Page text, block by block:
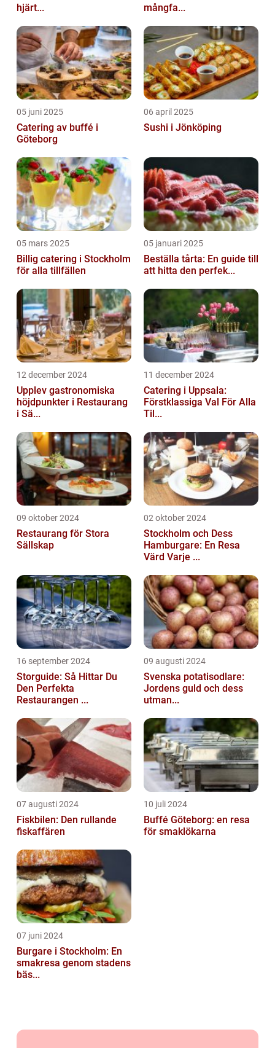
hjärt...
mångfa...
05 juni 2025
Catering av buffé i
Göteborg
06 april 2025
Sushi i Jönköping
05 mars 2025
Billig catering i Stockholm
för alla tillfällen
05 januari 2025
Beställa tårta: En guide till
att hitta den perfek...
12 december 2024
Upplev gastronomiska
höjdpunkter i Restaurang
i Sä...
11 december 2024
Catering i Uppsala:
Förstklassiga Val För Alla
Til...
09 oktober 2024
Restaurang för Stora
Sällskap
02 oktober 2024
Stockholm och Dess
Hamburgare: En Resa
Värd Varje ...
16 september 2024
Storguide: Så Hittar Du
Den Perfekta
Restaurangen ...
09 augusti 2024
Svenska potatisodlare:
Jordens guld och dess
utman...
07 augusti 2024
Fiskbilen: Den rullande
fiskaffären
10 juli 2024
Buffé Göteborg: en resa
för smaklökarna
07 juni 2024
Burgare i Stockholm: En
smakresa genom stadens
bäs...